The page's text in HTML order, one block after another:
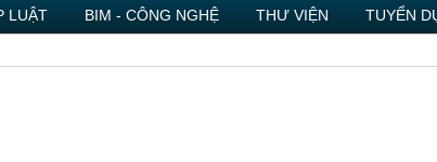
LUẬT BIM - CÔNG NGHỆ THƯ VIỆN TUYỂN